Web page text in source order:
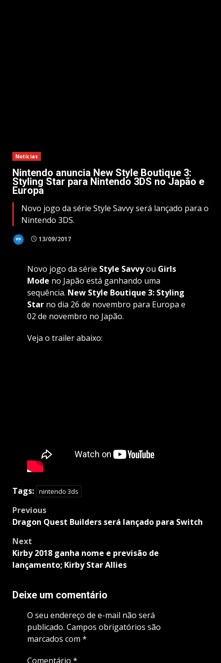
Notícias
Nintendo anuncia New Style Boutique 3:
Styling Star para Nintendo 3DS no Japão e
Europa
Novo jogo da série Style Savvy será lançado para o
Nintendo 3DS.
13/09/2017
Novo jogo da série Style Savvyou Girls
Mode no Japão está ganhando uma
sequência. New Style Boutique 3: Styling
Starno dia 26 de novembro para Europa e
02 de novembro no Japão.
Veja o trailer abaixo:
Tags: nintendo 3ds
Post
navigation
Previous
Dragon Quest Builders será lançado para Switch
Next
Kirby 2018 ganha nome e previsão de
lançamento; Kirby Star Allies
Deixe um comentário
O seu endereço de e-mail não será
publicado. Campos obrigatórios são
marcados com *
Comentário *